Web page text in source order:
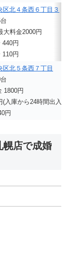
区北４条西６丁目３
料金2000円
440円
110円
北５条西７丁目
1800円
(入庫から24時間出入
円
幌店で成婚